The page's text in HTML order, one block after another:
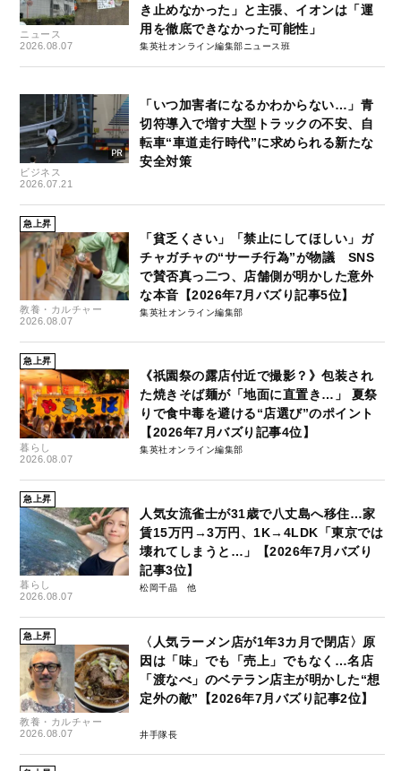
ニュース
2026.08.07
き止めなかった」と主張、イオンは「運
用を徹底できなかった可能性」
集英社オンライン編集部ニュース班
ビジネス
2026.07.21
「いつ加害者になるかわからない…」青
切符導入で増す大型トラックの不安、自
転車“車道走行時代”に求められる新たな
安全対策
急上昇
教養・カルチャー
2026.08.07
「貧乏くさい」「禁止にしてほしい」ガ
チャガチャの“サーチ行為”が物議 SNS
で賛否真っ二つ、店舗側が明かした意外
な本音【2026年7月バズり記事5位】
集英社オンライン編集部
急上昇
暮らし
2026.08.07
《祇園祭の露店付近で撮影？》包装され
た焼きそば麺が「地面に直置き…」 夏祭
りで食中毒を避ける“店選び”のポイント
【2026年7月バズり記事4位】
集英社オンライン編集部
急上昇
暮らし
2026.08.07
人気女流雀士が31歳で八丈島へ移住…家
賃15万円→3万円、1K→4LDK「東京では
壊れてしまうと…」【2026年7月バズり
記事3位】
松岡千晶
急上昇
教養・カルチャー
2026.08.07
〈人気ラーメン店が1年3カ月で閉店〉原
因は「味」でも「売上」でもなく…名店
「渡なべ」のベテラン店主が明かした“想
定外の敵”【2026年7月バズり記事2位】
井手隊長